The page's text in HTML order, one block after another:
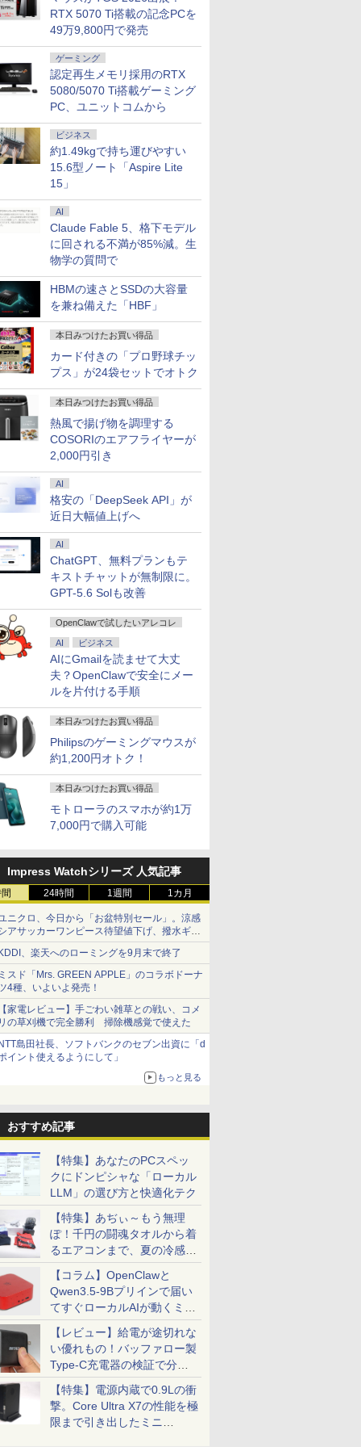
RTX 5070 Ti搭載の記念PCを
49万9,800円で発売
ゲーミング
認定再生メモリ採用のRTX
5080/5070 Ti搭載ゲーミング
PC、ユニットコムから
ビジネス
約1.49kgで持ち運びやすい
15.6型ノート「Aspire Lite
15」
AI
Claude Fable 5、格下モデル
に回される不満が85%減。生
物学の質問で
HBMの速さとSSDの大容量
を兼ね備えた「HBF」
本日みつけたお買い得品
カード付きの「プロ野球チッ
プス」が24袋セットでオトク
本日みつけたお買い得品
熱風で揚げ物を調理する
COSORIのエアフライヤーが
2,000円引き
AI
格安の「DeepSeek API」が
近日大幅値上げへ
AI
ChatGPT、無料プランもテ
キストチャットが無制限に。
GPT-5.6 Solも改善
OpenClawで試したいアレコレ
AI ビジネス
AIにGmailを読ませて大丈
夫？OpenClawで安全にメー
ルを片付ける手順
本日みつけたお買い得品
Philipsのゲーミングマウスが
約1,200円オトク！
本日みつけたお買い得品
モトローラのスマホが約1万
7,000円で購入可能
Impress Watchシリーズ 人気記事
24時間 1週間 1カ月
ニクロ、今日から「お盆特別セール」。涼感
アサッカーワンピース待望値下げ、撥水ギア
ョーツは1990円に
、楽天へのローミングを9月末で終了
スド「Mrs. GREEN APPLE」のコラボドーナ
4種、いよいよ発売！
家電レビュー】手ごわい雑草との戦い、コメ
の草刈機で完全勝利 掃除機感覚で使えた
島田社長、ソフトバンクのセブン出資に「d
イント使えるようにして」
もっと見る
おすすめ記事
【特集】あなたのPCスペッ
クにドンピシャな「ローカル
LLM」の選び方と快適化テク
【特集】あぢぃ～もう無理
ぽ！千円の闘魂タオルから着
るエアコンまで、夏の冷感グ
ッズ一挙紹介
【コラム】OpenClawと
Qwen3.5-9Bプリインで届い
てすぐローカルAIが動くミニ
PC「SER9 Pro」
【レビュー】給電が途切れな
い優れもの！バッファロー製
Type-C充電器の検証で分か
ったこと
【特集】電源内蔵で0.9Lの衝
撃。Core Ultra X7の性能を極
限まで引き出したミニ